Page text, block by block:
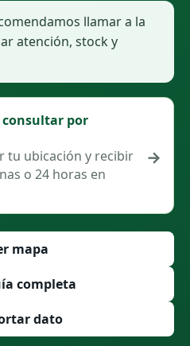
llamar a la
atención, stock y
consultar por
tu ubicación y recibir
o 24 horas en
→
mapa
completa
dato